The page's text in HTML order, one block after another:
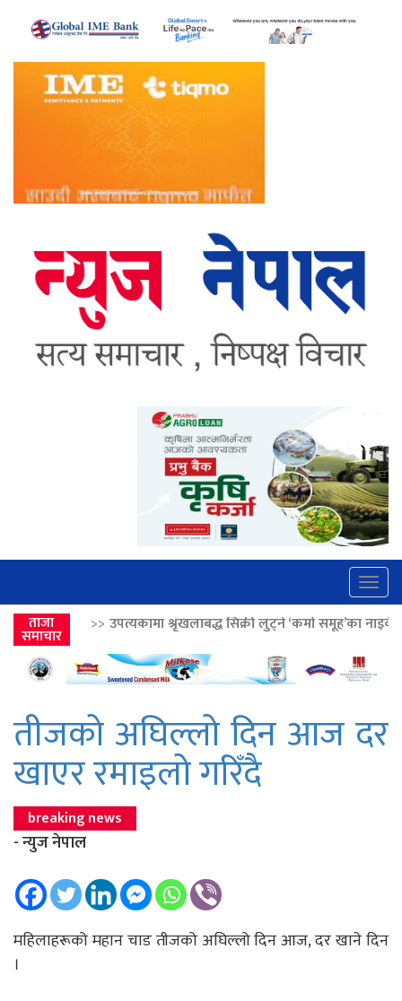
ताजा
समाचार
श्रृंखलाबद्ध सिक्री लुट्ने ‘कर्मा समूह’का नाइकेसहित पाँच पक्राउ >>
तीजको अघिल्लो दिन आज दर
खाएर रमाइलो गरिँदै
breaking news
- न्युज नेपाल
महिलाहरूको महान चाड तीजको अघिल्लो दिन आज, दर खाने दिन
।